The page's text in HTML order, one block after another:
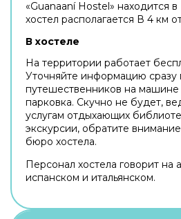
«Guanaaní Hostel» находится
хостел располагается В 4 км
В хостеле
На территории работает
Уточняйте информацию сразу
путешественников на машине
парковка. Скучно не будет,
услугам отдыхающих
экскурсии, обратите
бюро хостела.
Персонал хостела говорит на
испанском и итальянском.